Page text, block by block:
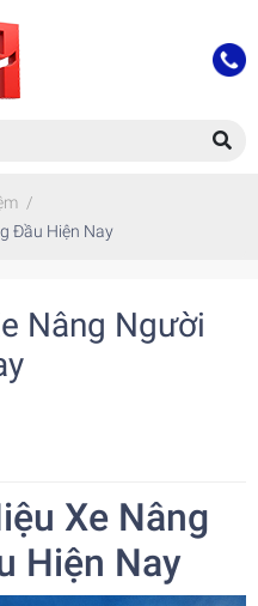
/
Đầu Hiện Nay
Nâng Người
Xe Nâng
Hiện Nay